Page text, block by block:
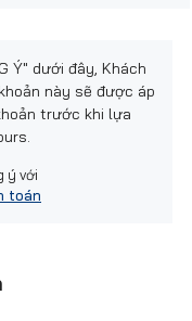
Ý" dưới đây, Khách
này sẽ được áp
trước khi lựa
ý với
toán